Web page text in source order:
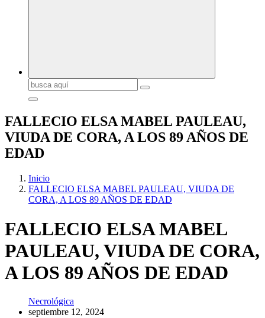
Buscar:
FALLECIO ELSA MABEL PAULEAU,
VIUDA DE CORA, A LOS 89 AÑOS DE
EDAD
Inicio
FALLECIO ELSA MABEL PAULEAU, VIUDA DE
CORA, A LOS 89 AÑOS DE EDAD
FALLECIO ELSA MABEL
PAULEAU, VIUDA DE CORA,
A LOS 89 AÑOS DE EDAD
Necrológica
septiembre 12, 2024